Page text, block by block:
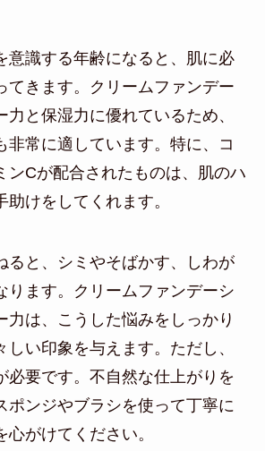
意識する年齢になると、肌に必
てきます。クリームファンデー
力と保湿力に優れているため、
非常に適しています。特に、コ
ンCが配合されたものは、肌のハ
助けをしてくれます。
ると、シミやそばかす、しわが
ります。クリームファンデーシ
力は、こうした悩みをしっかり
しい印象を与えます。ただし、
必要です。不自然な仕上がりを
ポンジやブラシを使って丁寧に
がけてください。